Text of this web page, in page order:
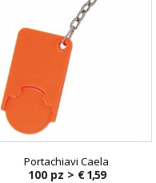
Portachiavi Caela
100 pz > € 1,59